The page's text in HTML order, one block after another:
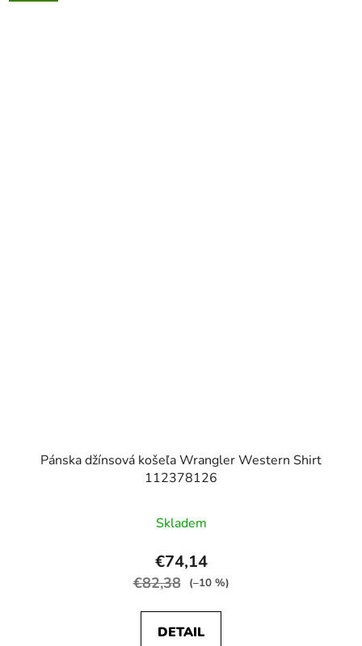
Pánska džínsová košeľa Wrangler Western Shirt
112378126
Skladem
€74,14
€82,38 (–10 %)
DETAIL